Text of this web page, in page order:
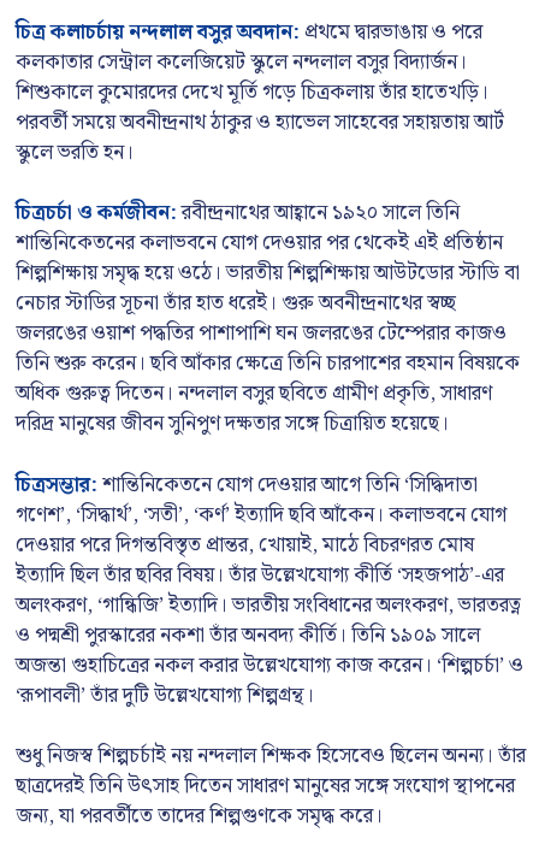
চিত্র কলাচর্চায় নন্দলাল বসুর অবদান:প্রথমে দ্বারভাঙায় ও পরে
কলকাতার সেন্ট্রাল কলেজিয়েট স্কুলে নন্দলাল বসুর বিদ্যার্জন।
শিশুকালে কুমোরদের দেখে মূর্তি গড়ে চিত্রকলায় তাঁর হাতেখড়ি।
পরবর্তী সময়ে অবনীন্দ্রনাথ ঠাকুর ও হ্যাভেল সাহেবের সহায়তায় আর্ট
স্কুলে ভরতি হন।
চিত্রচর্চা ও কর্মজীবন:রবীন্দ্রনাথের আহ্বানে ১৯২০ সালে তিনি
শান্তিনিকেতনের কলাভবনে যোগ দেওয়ার পর থেকেই এই প্রতিষ্ঠান
শিল্পশিক্ষায় সমৃদ্ধ হয়ে ওঠে। ভারতীয় শিল্পশিক্ষায় আউটডোর স্টাডি বা
নেচার স্টাডির সূচনা তাঁর হাত ধরেই। গুরু অবনীন্দ্রনাথের স্বচ্ছ
জলরঙের ওয়াশ পদ্ধতির পাশাপাশি ঘন জলরঙের টেম্পেরার কাজও
তিনি শুরু করেন। ছবি আঁকার ক্ষেত্রে তিনি চারপাশের বহমান বিষয়কে
অধিক গুরুত্ব দিতেন। নন্দলাল বসুর ছবিতে গ্রামীণ প্রকৃতি, সাধারণ
দরিদ্র মানুষের জীবন সুনিপুণ দক্ষতার সঙ্গে চিত্রায়িত হয়েছে।
চিত্রসম্ভার:শান্তিনিকেতনে যোগ দেওয়ার আগে তিনি ‘সিদ্ধিদাতা
গণেশ’, ‘সিদ্ধার্থ’, ‘সতী’, ‘কর্ণ’ ইত্যাদি ছবি আঁকেন। কলাভবনে যোগ
দেওয়ার পরে দিগন্তবিস্তৃত প্রান্তর, খোয়াই, মাঠে বিচরণরত মোষ
ইত্যাদি ছিল তাঁর ছবির বিষয়। তাঁর উল্লেখযোগ্য কীর্তি ‘সহজপাঠ’-এর
অলংকরণ, ‘গান্ধিজি’ ইত্যাদি। ভারতীয় সংবিধানের অলংকরণ, ভারতরত্ন
ও পদ্মশ্রী পুরস্কারের নকশা তাঁর অনবদ্য কীর্তি। তিনি ১৯০৯ সালে
অজন্তা গুহাচিত্রের নকল করার উল্লেখযোগ্য কাজ করেন। ‘শিল্পচর্চা’ ও
‘রূপাবলী’ তাঁর দুটি উল্লেখযোগ্য শিল্পগ্রন্থ।
শুধু নিজস্ব শিল্পচর্চাই নয় নন্দলাল শিক্ষক হিসেবেও ছিলেন অনন্য। তাঁর
ছাত্রদেরই তিনি উৎসাহ দিতেন সাধারণ মানুষের সঙ্গে সংযোগ স্থাপনের
জন্য, যা পরবর্তীতে তাদের শিল্পগুণকে সমৃদ্ধ করে।